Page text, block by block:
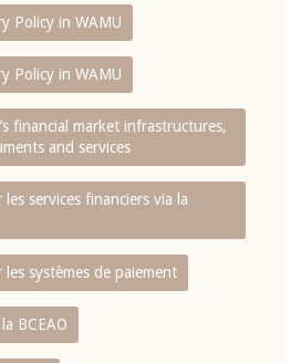
Policy in WAMU
Policy in WAMU
financial market infrastructures,
and services
services financiers via la
systèmes de paiement
BCEAO